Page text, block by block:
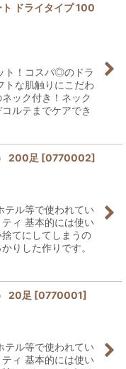
ドライタイプ 100
ト！コスパ◎のドラ
トな肌触りにこだわ
ック付き！ネック
ルテまでケアでき
200足 [0770002]
テル等で使われてい
ィ 基本的には使い
てにしてしまうの
りした作りです。
20足 [0770001]
テル等で使われてい
ィ 基本的には使い